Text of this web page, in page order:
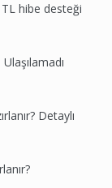
hibe desteği
Detaylı